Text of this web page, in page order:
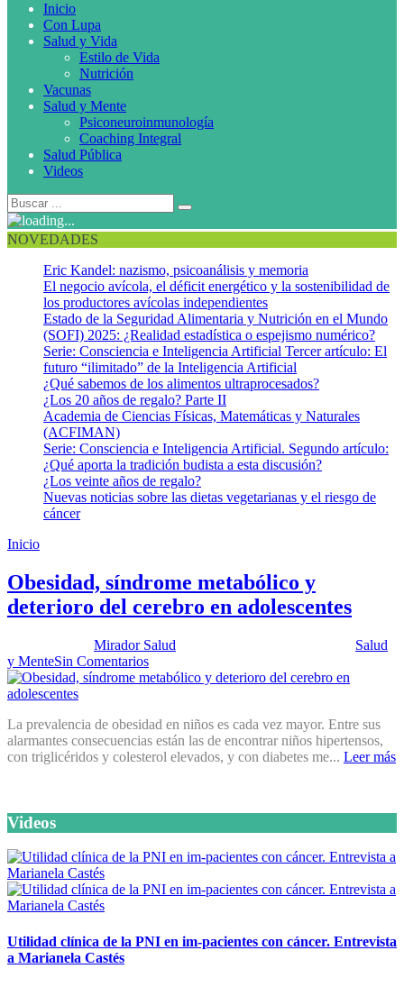
Inicio
Con Lupa
Salud y Vida
Estilo de Vida
Nutrición
Vacunas
Salud y Mente
Psiconeuroinmunología
Coaching Integral
Salud Pública
Videos
NOVEDADES
Eric Kandel: nazismo, psicoanálisis y memoria
El negocio avícola, el déficit energético y la sostenibilidad de
los productores avícolas independientes
Estado de la Seguridad Alimentaria y Nutrición en el Mundo
(SOFI) 2025: ¿Realidad estadística o espejismo numérico?
Serie: Consciencia e Inteligencia Artificial Tercer artículo: El
futuro “ilimitado” de la Inteligencia Artificial
¿Qué sabemos de los alimentos ultraprocesados?
¿Los 20 años de regalo? Parte II
Academia de Ciencias Físicas, Matemáticas y Naturales
(ACFIMAN)
Serie: Consciencia e Inteligencia Artificial. Segundo artículo:
¿Qué aporta la tradición budista a esta discusión?
¿Los veinte años de regalo?
Nuevas noticias sobre las dietas vegetarianas y el riesgo de
cáncer
Inicio
Obesidad, síndrome metabólico y
deterioro del cerebro en adolescentes
Mirador Salud
Salud
y MenteSin Comentarios
La prevalencia de obesidad en niños es cada vez mayor. Entre sus
alarmantes consecuencias están las de encontrar niños hipertensos,
con triglicéridos y colesterol elevados, y con diabetes me... Leer más
Videos
Utilidad clínica de la PNI en im-pacientes con cáncer. Entrevista
a Marianela Castés